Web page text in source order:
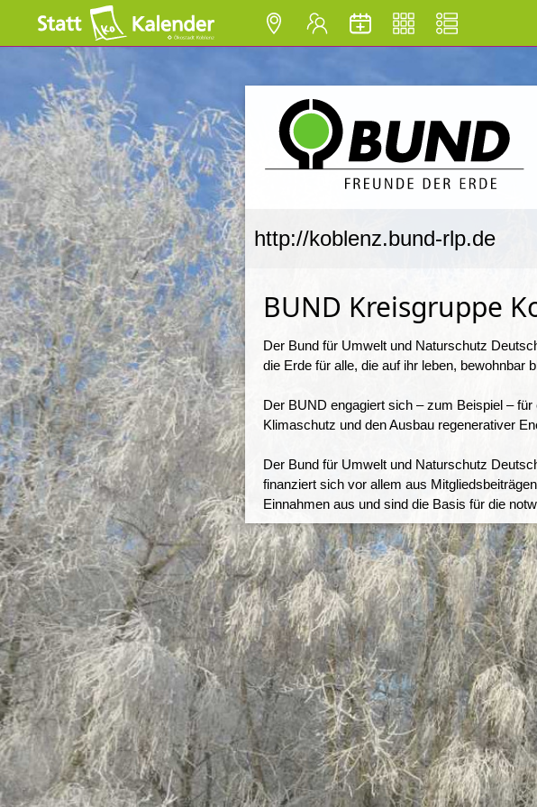
http://koblenz.bund-rlp.de
BUND Kreisgruppe
Der Bund für Umwelt und Naturschutz
die Erde für alle, die auf ihr leben, bewohnbar
Der BUND engagiert sich – zum Beispiel –
Klimaschutz und den Ausbau regenerativer
Der Bund für Umwelt und Naturschutz
finanziert sich vor allem aus
Einnahmen aus und sind die Basis für die